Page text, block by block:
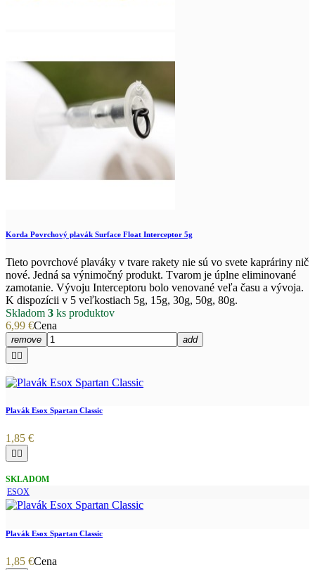
Korda Povrchový plavák Surface Float Interceptor 5g
Tieto povrchové plaváky v tvare rakety nie sú vo svete kapráriny nič
nové. Jedná sa výnimočný produkt. Tvarom je úplne eliminované
zamotanie. Vývoju Interceptoru bolo venované veľa času a vývoja.
K dispozícii v 5 veľkostiach 5g, 15g, 30g, 50g, 80g.
Skladom 3 ks produktov
6,99 €Cena
remove
add

Plavák Esox Spartan Classic
1,85 €
 
SKLADOM
ESOX
Plavák Esox Spartan Classic
1,85 €Cena